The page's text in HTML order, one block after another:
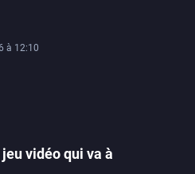
à 12:10
vidéo qui va à